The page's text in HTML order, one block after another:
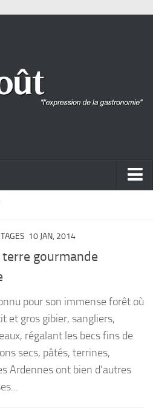
10 JAN, 2014
terre gourmande
pour son immense forêt où
et gros gibier, sangliers,
régalant les becs fins de
secs, pâtés, terrines,
Ardennes ont bien d’autres